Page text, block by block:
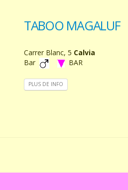
TABOO MAGALUF
Carrer Blanc, 5 Calvia
Bar
BAR
PLUS DE INFO